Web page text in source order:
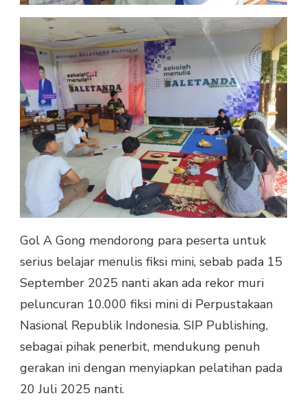
Gol A Gong mendorong para peserta untuk
serius belajar menulis fiksi mini, sebab pada 15
September 2025 nanti akan ada rekor muri
peluncuran 10.000 fiksi mini di Perpustakaan
Nasional Republik Indonesia. SIP Publishing,
sebagai pihak penerbit, mendukung penuh
gerakan ini dengan menyiapkan pelatihan pada
20 Juli 2025 nanti.